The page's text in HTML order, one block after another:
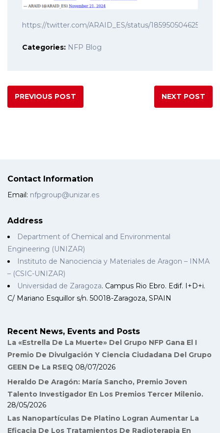
https://twitter.com/ARAID_ES/status/
Categories: NFP Blog
PREVIOUS POST NEXT POST
Contact Information
Email: nfpgroup@unizar.es
Address
Department of Chemical and Environmental
Engineering (UNIZAR)
Instituto de Nanociencia y Materiales de Aragon – INMA
– (CSIC-UNIZAR)
Universidad de Zaragoza. Campus Rio Ebro. Edif. I+D+i.
C/ Mariano Esquillor s/n. 50018-Zaragoza, SPAIN
Recent News, Events and Posts
La «Estrella De La Muerte» Del Grupo NFP Gana El I
Premio De Divulgación Y Ciencia Ciudadana Del Grupo
GEEN De La RSEQ 08/07/2026
Heraldo De Aragón: María Sancho, Premio Joven
Talento Investigador En Los Premios Tercer Milenio.
28/05/2026
Las Nanopartículas De Platino Logran Aumentar La
Eficacia De Los Tratamientos De Radioterapia En